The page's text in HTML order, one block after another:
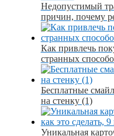
Недопустимый
причин, почему
Как привлечь
странных
Бесплатные
на стенку (1)
Уникальная